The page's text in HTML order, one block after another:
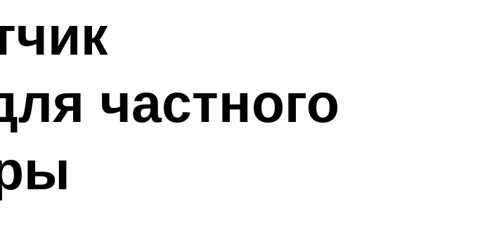
частного